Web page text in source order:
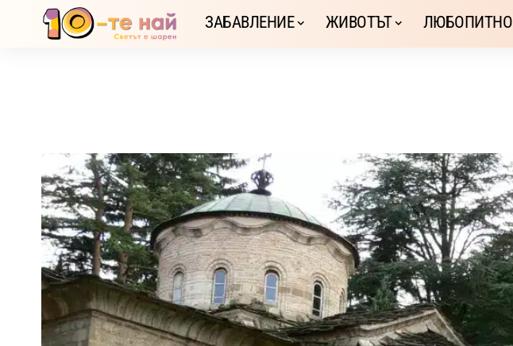
ЗАБАВЛЕНИЕ ЖИВОТЪТ ЛЮБОПИТНО